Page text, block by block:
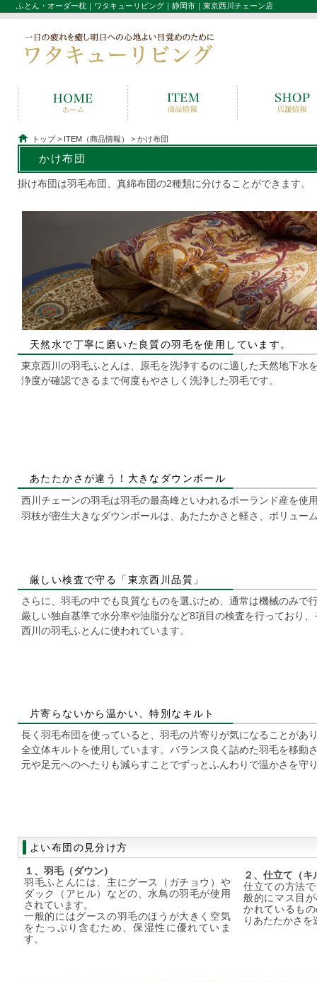
ふとん・オーダー枕｜ワタキューリビング｜静岡市｜東京西川チェーン店
トップ> ITEM（商品情報） > かけ布団
かけ布団
掛け布団は羽毛布団、真綿布団の2種類に分けることができます。
天然水で丁寧に磨いた良質の羽毛を使用しています。
東京西川の羽毛ふとんは、原毛を洗浄するのに適した天然地下水
浄度が確認できるまで何度もやさしく洗浄した羽毛です。
あたたかさが違う！大きなダウンボール
西川チェーンの羽毛は羽毛の最高峰といわれるポーランド産を使
羽枝が密生大きなダウンボールは、あたたかさと軽さ、ボリュー
厳しい検査で守る「東京西川品質」
さらに、羽毛の中でも良質なものを選ぶため、通常は機械のみで
厳しい独自基準で水分率や油脂分など8項目の検査を行っており
西川の羽毛ふとんに使われています。
片寄らないから温かい、特別なキルト
長く羽毛布団を使っていると、羽毛の片寄りが気になることがあ
全立体キルトを使用しています。バランス良く詰めた羽毛を移動
元や足元へのへたりも減らすことでずっとふんわりで温かさを守
よい布団の見分け方
１、羽毛（ダウン）
羽毛ふとんには、主にグース（ガチョウ）や
ダック（アヒル）などの、水鳥の羽毛が使用
されています。
一般的にはグースの羽毛のほうが大きく空気
をたっぷり含むため、保湿性に優れていま
す。
２、仕立て（キ
仕立ての方法
般的にマス目
かれているも
りあたたかさを